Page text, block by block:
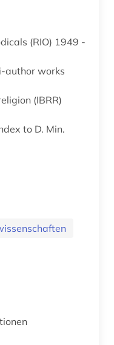
(RIO) 1949 -
author works
(IBRR)
to D. Min.